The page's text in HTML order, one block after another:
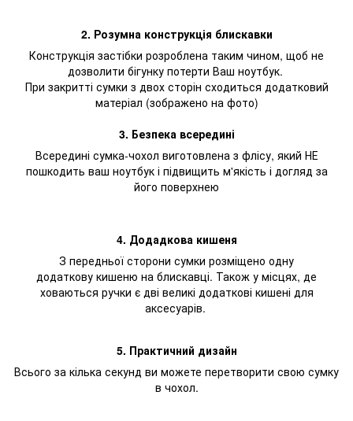
2. Розумна конструкція блискавки
Конструкція застібки розроблена таким чином, щоб не
дозволити бігунку потерти Ваш ноутбук.
При закритті сумки з двох сторін сходиться додатковий
матеріал (зображено на фото)
3. Безпека всередині
Всередині сумка-чохол виготовлена з флісу, який НЕ
пошкодить ваш ноутбук і підвищить м'якість і догляд за
його поверхнею
4. Додадкова кишеня
З передньої сторони сумки розміщено одну
додаткову кишеню на блискавці. Також у місцях, де
ховаються ручки є дві великі додаткові кишені для
аксесуарів.
5. Практичний дизайн
Всього за кілька секунд ви можете перетворити свою сумку
в чохол.